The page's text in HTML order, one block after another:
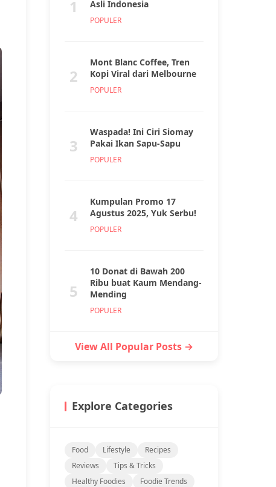
1
Asli Indonesia
POPULER
2
Mont Blanc Coffee, Tren
Kopi Viral dari Melbourne
POPULER
3
Waspada! Ini Ciri Siomay
Pakai Ikan Sapu-Sapu
POPULER
4
Kumpulan Promo 17
Agustus 2025, Yuk Serbu!
POPULER
5
10 Donat di Bawah 200
Ribu buat Kaum Mendang-
Mending
POPULER
View All Popular Posts →
Explore Categories
Food Lifestyle
Recipes
Reviews
Tips & Tricks
Healthy Foodies
Foodie Trends